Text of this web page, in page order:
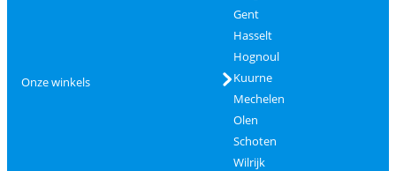
Onze winkels
Gent
Hasselt
Hognoul
Kuurne
Mechelen
Olen
Schoten
Wilrijk